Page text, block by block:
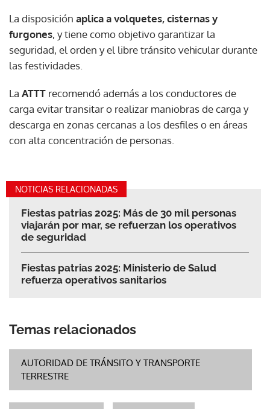
La disposición aplica a volquetes, cisternas y
furgones, y tiene como objetivo garantizar la
seguridad, el orden y el libre tránsito vehicular durante
las festividades.
La ATTT recomendó además a los conductores de
carga evitar transitar o realizar maniobras de carga y
descarga en zonas cercanas a los desfiles o en áreas
con alta concentración de personas.
NOTICIAS RELACIONADAS
Fiestas patrias 2025: Más de 30 mil personas
viajarán por mar, se refuerzan los operativos
de seguridad
Fiestas patrias 2025: Ministerio de Salud
refuerza operativos sanitarios
Temas relacionados
AUTORIDAD DE TRÁNSITO Y TRANSPORTE
TERRESTRE